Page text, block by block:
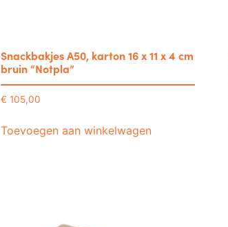
Snackbakjes A50, karton 16 x 11 x 4 cm
bruin “Notpla”
€ 105,00
Toevoegen aan winkelwagen